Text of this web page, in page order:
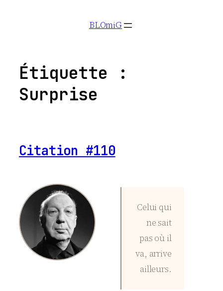
BLOmiG
Étiquette :
Surprise
Citation #110
Celui qui
ne sait
pas où il
va, arrive
ailleurs.